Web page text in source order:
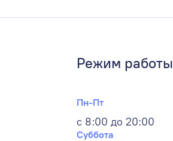
Режим работы
Пн-Пт
с 8:00 до 20:00
Суббота